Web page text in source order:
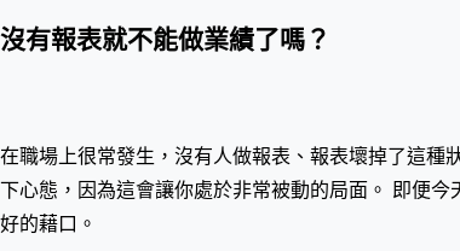
沒有報表就不能做業績了嗎？
在職場上很常發生，沒有人做報表、報表壞掉了這種
下心態，因為這會讓你處於非常被動的局面。 即便
好的藉口。